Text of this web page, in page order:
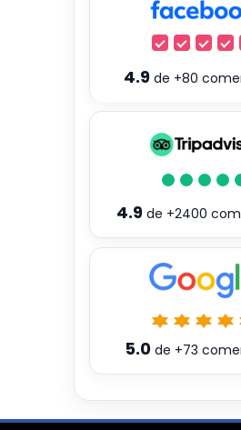
4.9 de +80
4.9de +2400
5.0de +73